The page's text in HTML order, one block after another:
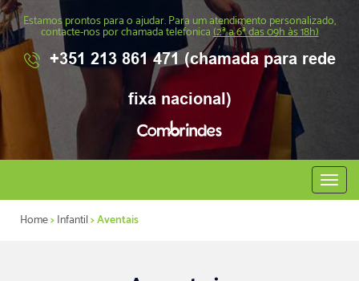
Estamos prontos para o ajudar. Para um atendimento personalizado,
contacte-nos por chamada telefonica(2ª a 6ª das 09h às 18h)
+351 213 861 471 (chamada para rede
fixa nacional)
Abrir
menu
Home>Infantil> Aventais